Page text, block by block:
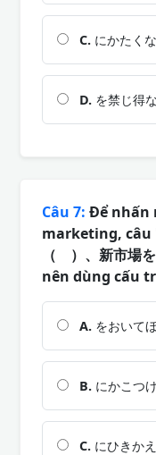
C. にかたく
D. を禁じ得
Câu 7: Để nhấn
marketing, câu '
（ ）、新市場
nên dùng cấu
A. をおいて
B. にかこつ
C. にひきかえ